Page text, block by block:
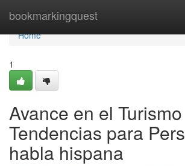
bookmarkingquest
Home
Home
1
Avance en el
Tendencias para
habla hispana